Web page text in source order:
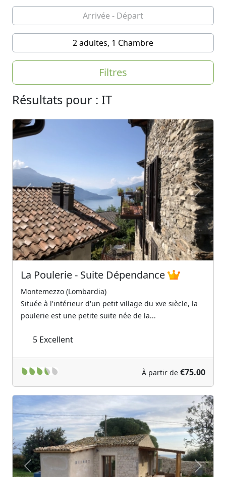
2 adultes, 1 Chambre
Filtres
Résultats pour : IT
Previous Next
La Poulerie - Suite Dépendance
Montemezzo (Lombardia)
Située à l'intérieur d'un petit village du xve siècle, la
poulerie est une petite suite née de la...
5 Excellent
À partir de €75.00
Previous Next